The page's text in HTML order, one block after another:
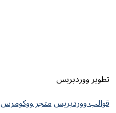
تطوير ووردبريس
قوالب ووردبريسمتجر ووكومرس